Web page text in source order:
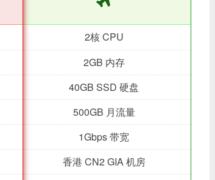
2核 CPU
2GB 内存
40GB SSD 硬盘
500GB 月流量
1Gbps 带宽
香港 CN2 GIA 机房